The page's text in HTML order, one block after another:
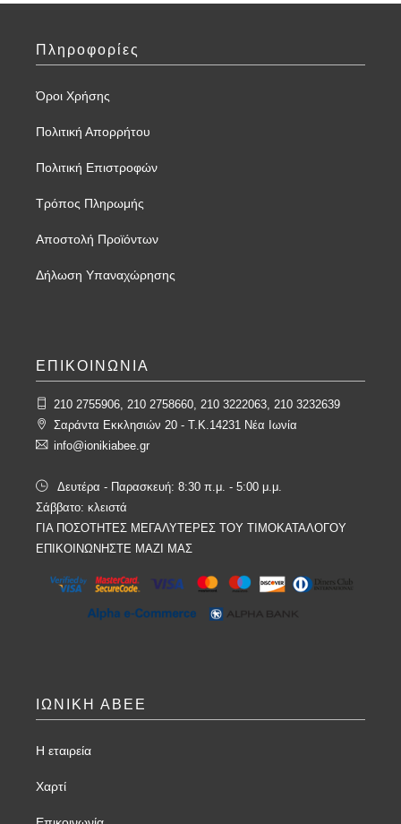
Πληροφορίες
Όροι Χρήσης
Πολιτική Απορρήτου
Πολιτική Επιστροφών
Τρόπος Πληρωμής
Αποστολή Προϊόντων
Δήλωση Υπαναχώρησης
ΕΠΙΚΟΙΝΩΝΙΑ
210 2755906, 210 2758660, 210 3222063, 210 3232639
Σαράντα Εκκλησιών 20 - T.K.14231 Νέα Ιωνία
info@ionikiabee.gr
Δευτέρα - Παρασκευή: 8:30 π.μ. - 5:00 μ.μ.
Σάββατο: κλειστά
ΓΙΑ ΠΟΣΟΤΗΤΕΣ ΜΕΓΑΛΥΤΕΡΕΣ ΤΟΥ ΤΙΜΟΚΑΤΑΛΟΓΟΥ
ΕΠΙΚΟΙΝΩΝΗΣΤΕ ΜΑΖΙ ΜΑΣ
ΙΩΝΙΚΗ ΑΒΕΕ
Η εταιρεία
Χαρτί